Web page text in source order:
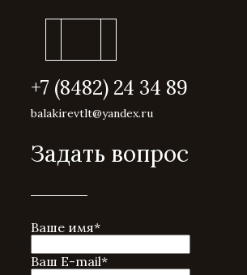
+7 (8482) 24 34 89
balakirevtlt@yandex.ru
Задать вопрос
Ваше имя*
Ваш E-mail*